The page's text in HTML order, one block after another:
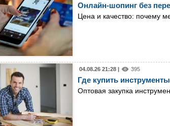
Онлайн-шопинг без
Цена и качество: почему
04.08.26 21:28 | 395
Где купить
Оптовая закупка